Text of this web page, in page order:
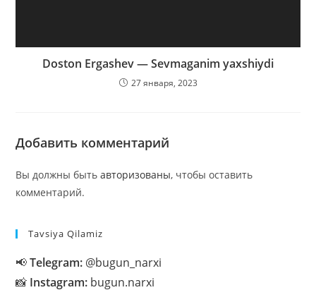
Doston Ergashev — Sevmaganim yaxshiydi
27 января, 2023
Добавить комментарий
Вы должны бытьавторизованы, чтобы оставить
комментарий.
Tavsiya Qilamiz
📢Telegram: @bugun_narxi
📸 Instagram: bugun.narxi